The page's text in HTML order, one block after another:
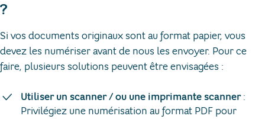
?
Si vos documents originaux sont au format papier, vous
devez les numériser avant de nous les envoyer. Pour ce
faire, plusieurs solutions peuvent être envisagées :
Utiliser un scanner / ou une imprimante scanner:
Privilégiez une numérisation au format PDF pour